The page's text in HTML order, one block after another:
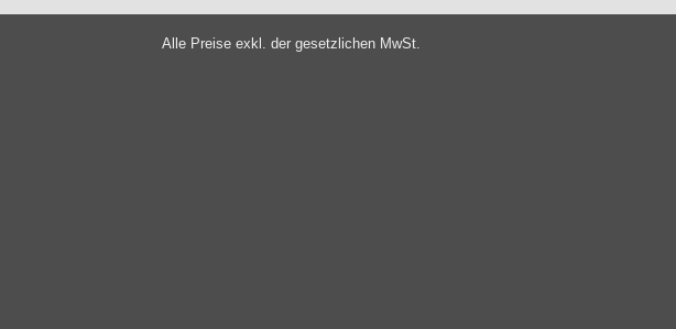
Alle Preise exkl. der gesetzlichen MwSt.